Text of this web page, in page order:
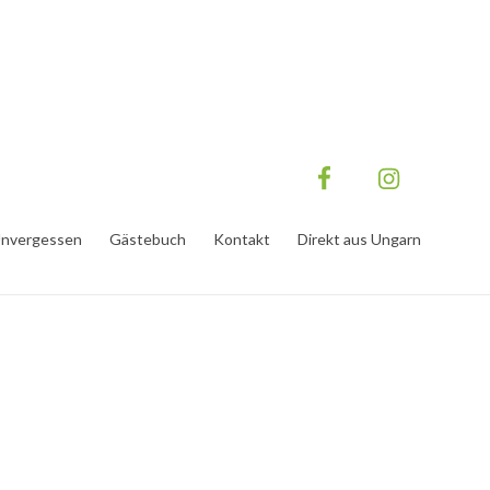
Gästebuch Kontakt Direkt aus Ungarn